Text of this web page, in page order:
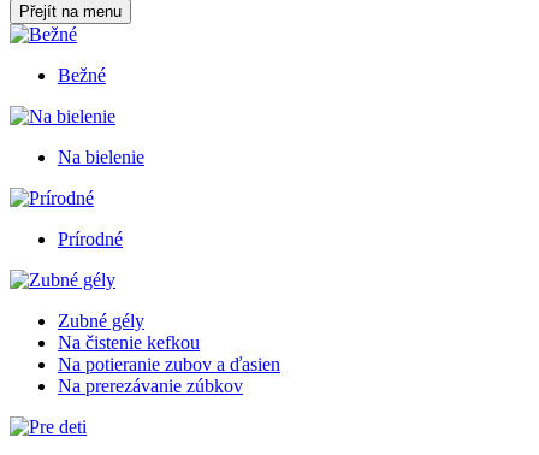
Přejít na menu
Bežné
Na bielenie
Prírodné
Zubné gély
Na čistenie kefkou
Na potieranie zubov a ďasien
Na prerezávanie zúbkov